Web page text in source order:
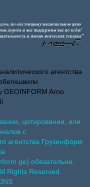
агентства
GEOINFORM Arno
цитировании, или
с
агентства Грузинформ
обязательна.
Rights Reserved.